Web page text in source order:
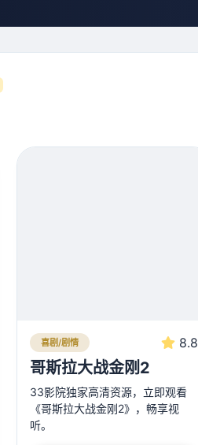
喜剧/剧情 8.8
哥斯拉大战金刚2
33影院独家高清资源，立即观看
《哥斯拉大战金刚2》，畅享视
听。